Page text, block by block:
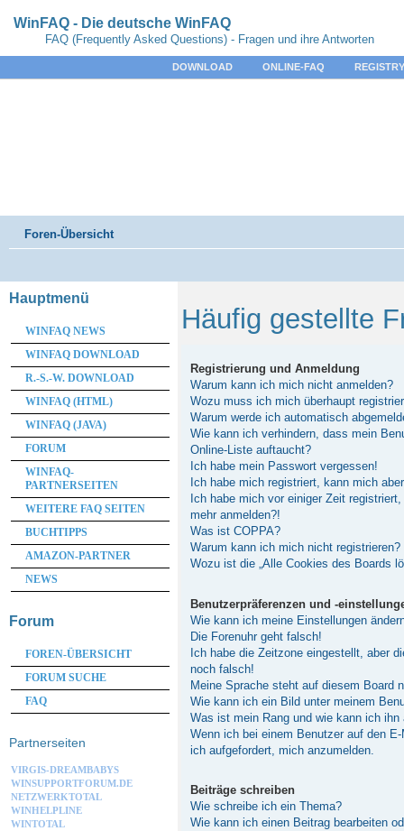
WinFAQ - Die deutsche WinFAQ
FAQ (Frequently Asked Questions) - Fragen und ihre Antworten
DOWNLOAD ONLINE-FAQ
Foren-Übersicht
Häufig gestellte
Registrierung und Anmeldung
Warum kann ich mich nicht anmelden?
Wozu muss ich mich überhaupt
Warum werde ich automatisch
Wie kann ich verhindern, dass mein
Online-Liste auftaucht?
Ich habe mein Passwort vergessen!
Ich habe mich registriert, kann mich
Ich habe mich vor einiger Zeit
mehr anmelden?!
Was ist COPPA?
Warum kann ich mich nicht registrieren?
Wozu ist die „Alle Cookies des Boards
Benutzerpräferenzen und -
Wie kann ich meine Einstellungen
Die Forenuhr geht falsch!
Ich habe die Zeitzone eingestellt, aber
noch falsch!
Meine Sprache steht auf diesem Board
Wie kann ich ein Bild unter meinem
Was ist mein Rang und wie kann ich ihn
Wenn ich bei einem Benutzer auf den
ich aufgefordert, mich anzumelden.
Beiträge schreiben
Wie schreibe ich ein Thema?
Wie kann ich einen Beitrag bearbeiten
Hauptmenü
WINFAQ NEWS
WINFAQ DOWNLOAD
R.-S.-W. DOWNLOAD
WINFAQ (HTML)
WINFAQ (JAVA)
FORUM
WINFAQ-
PARTNERSEITEN
WEITERE FAQ SEITEN
BUCHTIPPS
AMAZON-PARTNER
NEWS
Forum
FOREN-ÜBERSICHT
FORUM SUCHE
FAQ
Partnerseiten
VIRGIS-DREAMBABYS
WINSUPPORTFORUM.DE
NETZWERKTOTAL
WINHELPLINE
WINTOTAL